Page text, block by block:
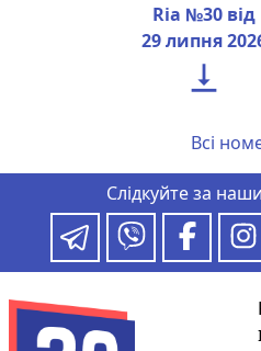
Ria №30 від
29 липня

Всі
Слідкуйте за